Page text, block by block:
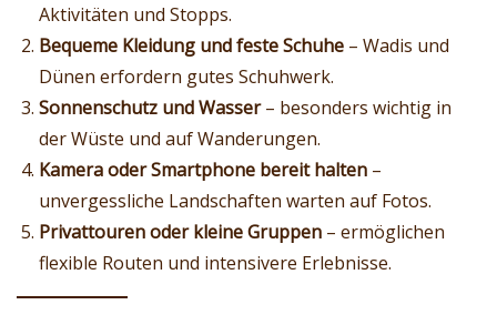
Aktivitäten und Stopps.
Bequeme Kleidung und feste Schuhe – Wadis und
Dünen erfordern gutes Schuhwerk.
Sonnenschutz und Wasser– besonders wichtig in
der Wüste und auf Wanderungen.
Kamera oder Smartphone bereit halten –
unvergessliche Landschaften warten auf Fotos.
Privattouren oder kleine Gruppen – ermöglichen
flexible Routen und intensivere Erlebnisse.